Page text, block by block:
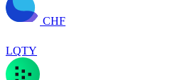
CHF
LQTY